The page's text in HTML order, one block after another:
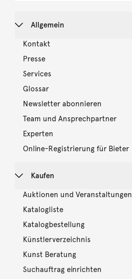
Allgemein
Kontakt
Presse
Services
Glossar
Newsletter abonnieren
Team und Ansprechpartner
Experten
Online-Registrierung für Bieter
Kaufen
Auktionen und Veranstaltungen
Katalogliste
Katalogbestellung
Künstlerverzeichnis
Kunst Beratung
Suchauftrag einrichten